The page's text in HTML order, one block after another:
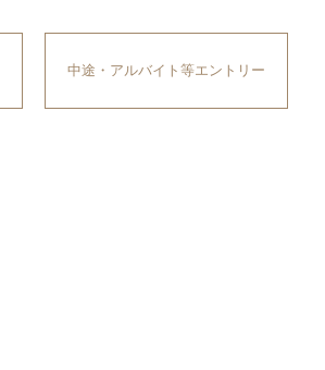
中途・アルバイト等エントリー